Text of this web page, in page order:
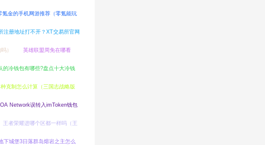
氪金的手机网游推荐（零氪能玩
注册地址打不开？XT交易所官网
） 英雄联盟周免在哪看
的冷钱包有哪些?盘点十大冷钱
克制怎么计算（三国志战略版
Network误转入imToken钱包
王者荣耀进哪个区都一样吗（王
下城堡3日落群岛熔岩之主怎么